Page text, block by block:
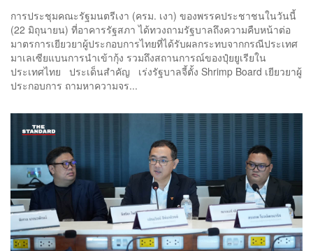
การประชุมคณะรัฐมนตรีเงา (ครม. เงา) ของพรรคประชาชนในวันนี้
(22 มิถุนายน) ที่อาคารรัฐสภา ได้ทวงถามรัฐบาลถึงความคืบหน้าต่อ
มาตรการเยียวยาผู้ประกอบการไทยที่ได้รับผลกระทบจากกรณีประเทศ
มาเลเซียแบนการนำเข้ากุ้ง รวมถึงสถานการณ์ของปุ๋ยยูเรียใน
ประเทศไทย ประเด็นสำคัญ เร่งรัฐบาลจี้ตั้ง Shrimp Board เยียวยาผู้
ประกอบการ ถามหาความจร...